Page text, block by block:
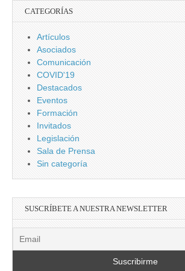
CATEGORÍAS
Artículos
Asociados
Comunicación
COVID'19
Destacados
Eventos
Formación
Invitados
Legislación
Sala de Prensa
Sin categoría
SUSCRÍBETE A NUESTRA NEWSLETTER